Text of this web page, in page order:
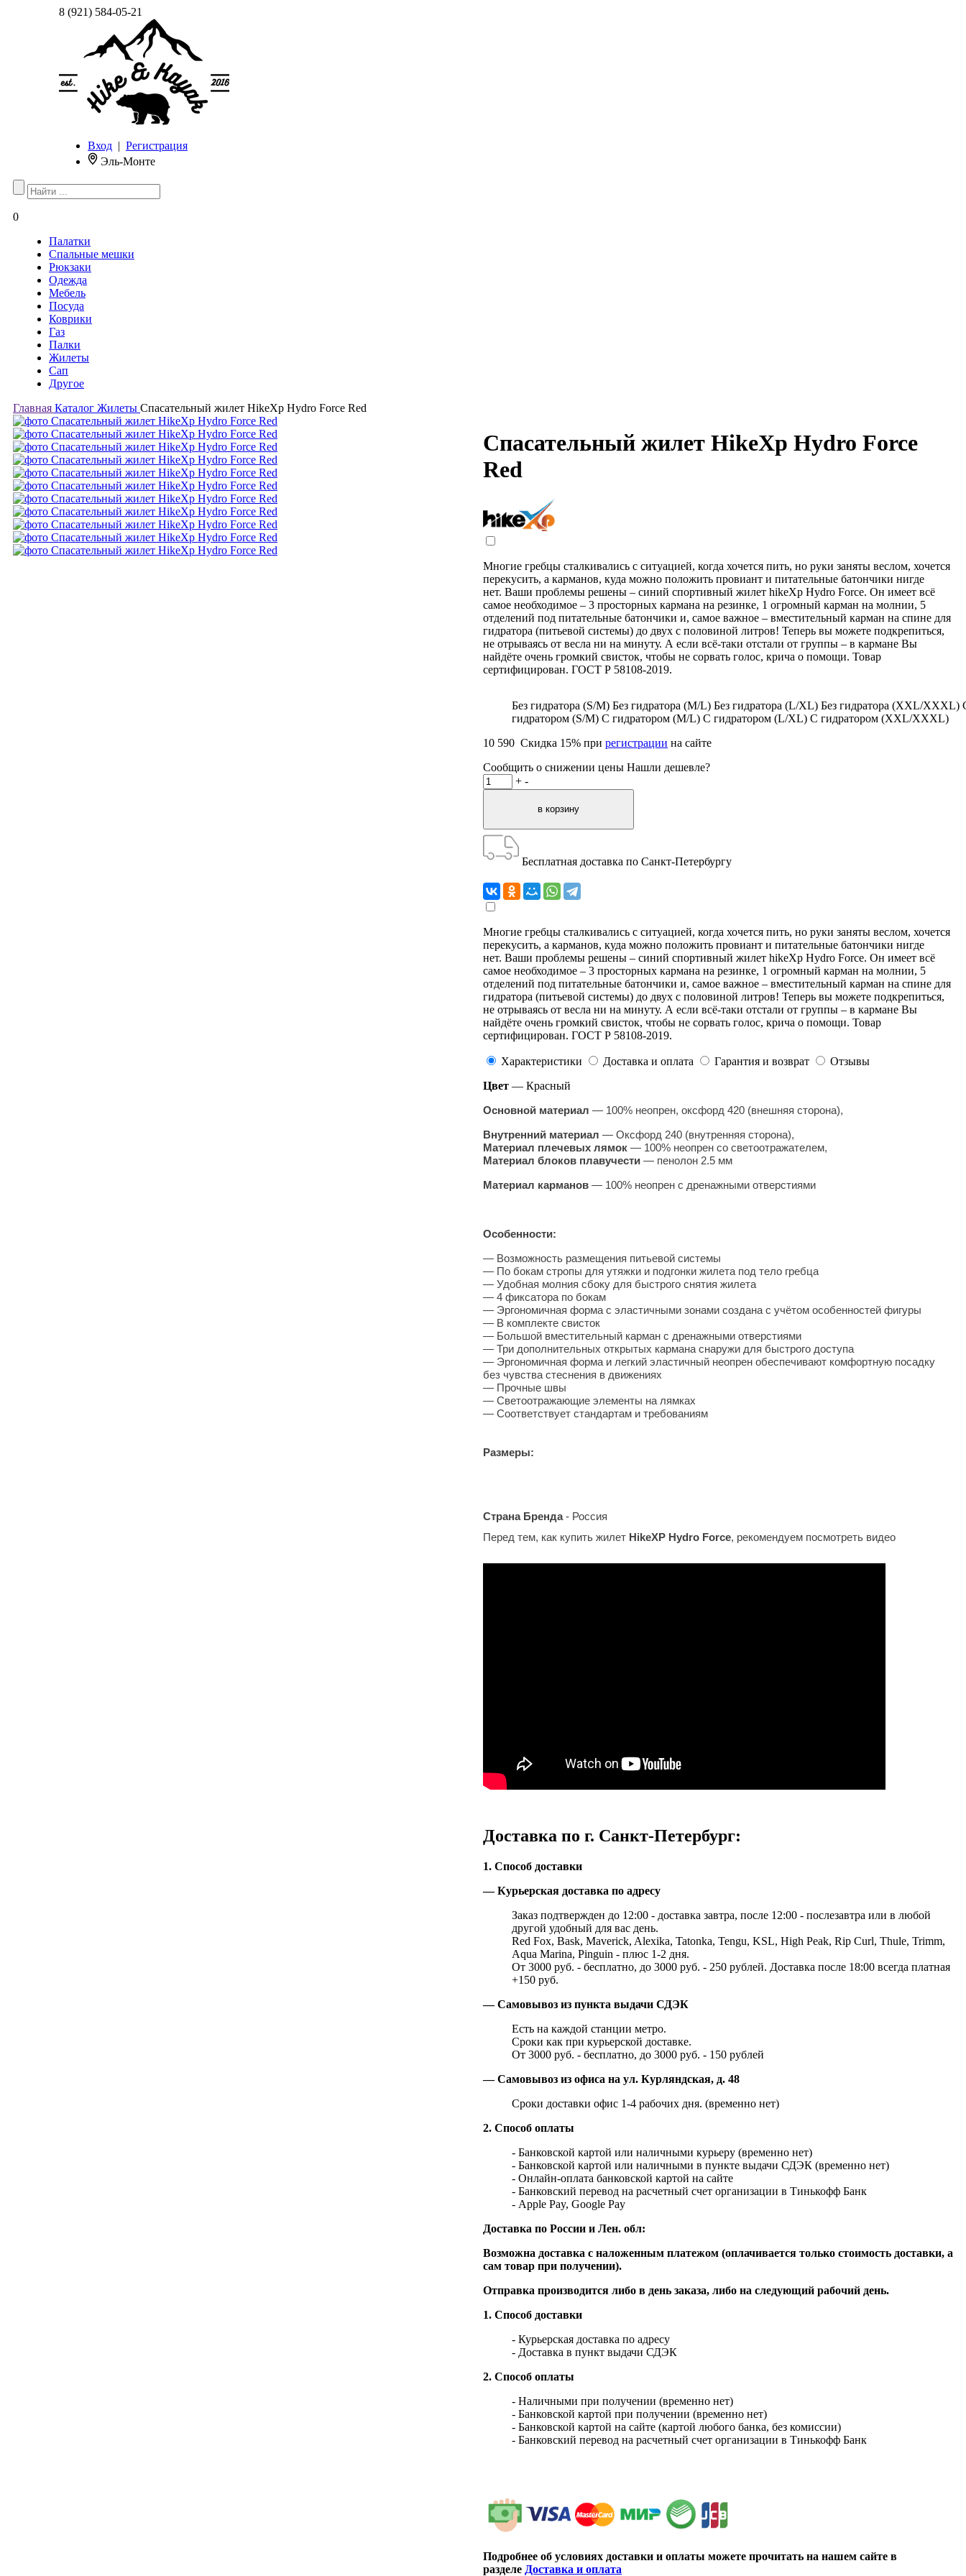
8 (921) 584-05-21
Вход | Регистрация
Эль-Монте
0
Палатки
Спальные мешки
Рюкзаки
Одежда
Мебель
Посуда
Коврики
Газ
Палки
Жилеты
Сап
Другое
Главная Каталог Жилеты Спасательный жилет HikeXp Hydro Force Red
Спасательный жилет HikeXp Hydro Force
Red
Многие гребцы сталкивались с ситуацией, когда хочется пить, но руки заняты веслом, хочется
перекусить, а карманов, куда можно положить провиант и питательные батончики нигде
нет. Ваши проблемы решены – синий спортивный жилет hikeXp Hydro Force. Он имеет всё
самое необходимое – 3 просторных кармана на резинке, 1 огромный карман на молнии, 5
отделений под питательные батончики и, самое важное – вместительный карман на спине для
гидратора (питьевой системы) до двух с половиной литров! Теперь вы можете подкрепиться,
не отрываясь от весла ни на минуту. А если всё-таки отстали от группы – в кармане Вы
найдёте очень громкий свисток, чтобы не сорвать голос, крича о помощи. Товар
сертифицирован. ГОСТ Р 58108-2019.
Без гидратора (S/M) Без гидратора (M/L) Без гидратора (L/XL) Без гидратора (XXL/XXXL)
гидратором (S/M) С гидратором (M/L) С гидратором (L/XL) С гидратором (XXL/XXXL)
10 590 Скидка 15% при регистрации на сайте
Сообщить о снижении цены Нашли дешевле?
+ -
Бесплатная доставка по Санкт-Петербургу
Многие гребцы сталкивались с ситуацией, когда хочется пить, но руки заняты веслом, хочется
перекусить, а карманов, куда можно положить провиант и питательные батончики нигде
нет. Ваши проблемы решены – синий спортивный жилет hikeXp Hydro Force. Он имеет всё
самое необходимое – 3 просторных кармана на резинке, 1 огромный карман на молнии, 5
отделений под питательные батончики и, самое важное – вместительный карман на спине для
гидратора (питьевой системы) до двух с половиной литров! Теперь вы можете подкрепиться,
не отрываясь от весла ни на минуту. А если всё-таки отстали от группы – в кармане Вы
найдёте очень громкий свисток, чтобы не сорвать голос, крича о помощи. Товар
сертифицирован. ГОСТ Р 58108-2019.
Характеристики Доставка и оплата Гарантия и возврат
Отзывы
Цвет — Красный
Основной материал — 100% неопрен, оксфорд 420 (внешняя сторона),
Внутренний материал — Оксфорд 240 (внутренняя сторона),
Материал плечевых лямок — 100% неопрен со светоотражателем,
Материал блоков плавучести — пенолон 2.5 мм
Материал карманов — 100% неопрен с дренажными отверстиями
Особенности:
— Возможность размещения питьевой системы
— По бокам стропы для утяжки и подгонки жилета под тело гребца
— Удобная молния сбоку для быстрого снятия жилета
— 4 фиксатора по бокам
— Эргономичная форма с эластичными зонами создана с учётом особенностей фигуры
— В комплекте свисток
— Большой вместительный карман с дренажными отверстиями
— Три дополнительных открытых кармана снаружи для быстрого доступа
— Эргономичная форма и легкий эластичный неопрен обеспечивают комфортную посадку
без чувства стеснения в движениях
— Прочные швы
— Светоотражающие элементы на лямках
— Соответствует стандартам и требованиям
Размеры:
Страна Бренда- Россия
Перед тем, как купить жилет HikeXP Hydro Force, рекомендуем посмотреть видео
Доставка по г. Санкт-Петербург:
1. Способ доставки
— Курьерская доставка по адресу
Заказ подтвержден до 12:00 - доставка завтра, после 12:00 - послезавтра или в любой
другой удобный для вас день.
Red Fox, Bask, Maverick, Alexika, Tatonka, Tengu, KSL, High Peak, Rip Curl, Thule, Trimm,
Aqua Marina, Pinguin - плюс 1-2 дня.
От 3000 руб. - бесплатно, до 3000 руб. - 250 рублей. Доставка после 18:00 всегда платная
+150 руб.
— Самовывоз из пункта выдачи СДЭК
Есть на каждой станции метро.
Сроки как при курьерской доставке.
От 3000 руб. - бесплатно, до 3000 руб. - 150 рублей
— Самовывоз из офиса на ул. Курляндская, д. 48
Сроки доставки офис 1-4 рабочих дня. (временно нет)
2. Способ оплаты
- Банковской картой или наличными курьеру (временно нет)
- Банковской картой или наличными в пункте выдачи СДЭК (временно нет)
- Онлайн-оплата банковской картой на сайте
- Банковский перевод на расчетный счет организации в Тинькофф Банк
- Apple Pay, Google Pay
Доставка по России и Лен. обл:
Возможна доставка с наложенным платежом (оплачивается только стоимость доставки, а
сам товар при получении).
Отправка производится либо в день заказа, либо на следующий рабочий день.
1. Способ доставки
- Курьерская доставка по адресу
- Доставка в пункт выдачи СДЭК
2. Способ оплаты
- Наличными при получении (временно нет)
- Банковской картой при получении (временно нет)
- Банковской картой на сайте (картой любого банка, без комиссии)
- Банковский перевод на расчетный счет организации в Тинькофф Банк
Подробнее об условиях доставки и оплаты можете прочитать на нашем сайте в
разделе Доставка и оплата